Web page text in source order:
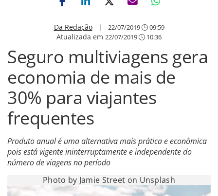
Da Redação| 22/07/2019 09:59
Atualizada em 22/07/2019 10:36
Seguro multiviagens gera
economia de mais de
30% para viajantes
frequentes
Produto anual é uma alternativa mais prática e econômica
pois está vigente ininterruptamente e independente do
número de viagens no período
Photo by Jamie Street on Unsplash